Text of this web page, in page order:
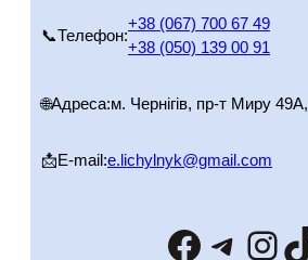
📞Телефон:
+38 (067) 700 67 49
+38 (050) 139 00 91
🌐Адреса:м. Чернігів, пр-т Миру
📩E-mail:e.lichylnyk@gmail.com
Facebook Telegram Instagram TikTok